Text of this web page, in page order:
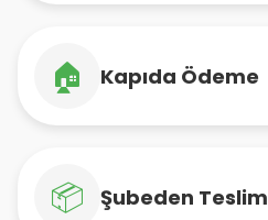
🏠 Kapıda Ödeme
📦 Şubeden Teslim